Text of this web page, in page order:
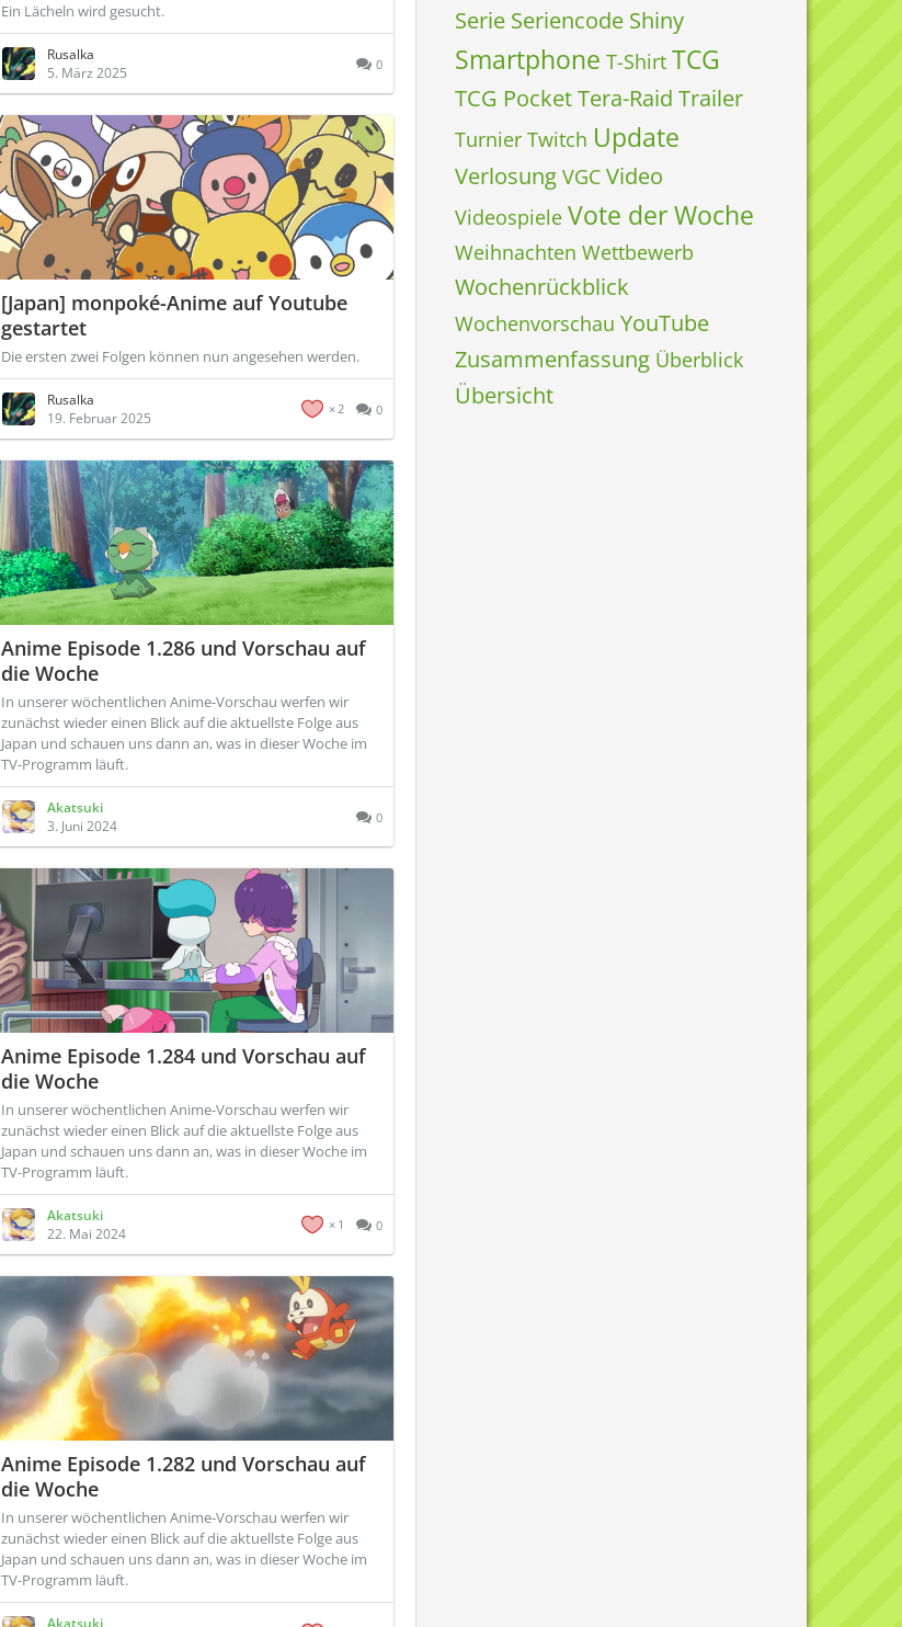
Ein Lächeln wird gesucht.
Rusalka
5. März 2025
0
[Japan] monpoké-Anime auf Youtube
gestartet
Die ersten zwei Folgen können nun angesehen werden.
Rusalka
19. Februar 2025
2 0
Anime Episode 1.286 und Vorschau auf
die Woche
In unserer wöchentlichen Anime-Vorschau werfen wir
zunächst wieder einen Blick auf die aktuellste Folge aus
Japan und schauen uns dann an, was in dieser Woche im
TV-Programm läuft.
Akatsuki
3. Juni 2024
0
Anime Episode 1.284 und Vorschau auf
die Woche
In unserer wöchentlichen Anime-Vorschau werfen wir
zunächst wieder einen Blick auf die aktuellste Folge aus
Japan und schauen uns dann an, was in dieser Woche im
TV-Programm läuft.
Akatsuki
22. Mai 2024
1 0
Anime Episode 1.282 und Vorschau auf
die Woche
In unserer wöchentlichen Anime-Vorschau werfen wir
zunächst wieder einen Blick auf die aktuellste Folge aus
Japan und schauen uns dann an, was in dieser Woche im
TV-Programm läuft.
Akatsuki
Serie Seriencode Shiny
Smartphone T-Shirt TCG
TCG PocketTera-Raid Trailer
Turnier Twitch Update
Verlosung VGC Video
Videospiele Vote der Woche
Weihnachten Wettbewerb
Wochenrückblick
Wochenvorschau YouTube
Zusammenfassung Überblick
Übersicht